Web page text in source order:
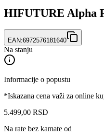
HIFUTURE Alpha
EAN:6972576181640
Na stanju
Informacije o popustu
*Iskazana cena važi za online
5.499,00 RSD
Na rate bez kamate od